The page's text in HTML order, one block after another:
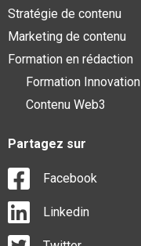
Stratégie de contenu
Marketing de contenu
Formation en rédaction
Formation Innovation
Contenu Web3
Partagez sur
Facebook
Linkedin